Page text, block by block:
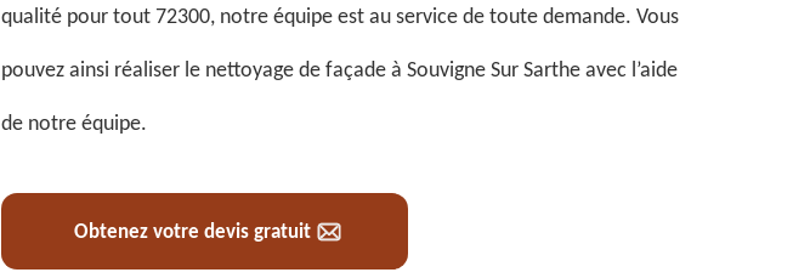
qualité pour tout 72300, notre équipe est au service de toute demande. Vous
pouvez ainsi réaliser le nettoyage de façade à Souvigne Sur Sarthe avec l’aide
de notre équipe.
Obtenez votre devis gratuit